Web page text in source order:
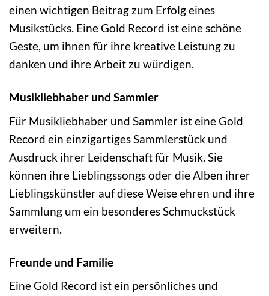
einen wichtigen Beitrag zum Erfolg eines
Musikstücks. Eine Gold Record ist eine schöne
Geste, um ihnen für ihre kreative Leistung zu
danken und ihre Arbeit zu würdigen.
Musikliebhaber und Sammler
Für Musikliebhaber und Sammler ist eine Gold
Record ein einzigartiges Sammlerstück und
Ausdruck ihrer Leidenschaft für Musik. Sie
können ihre Lieblingssongs oder die Alben ihrer
Lieblingskünstler auf diese Weise ehren und ihre
Sammlung um ein besonderes Schmuckstück
erweitern.
Freunde und Familie
Eine Gold Record ist ein persönliches und